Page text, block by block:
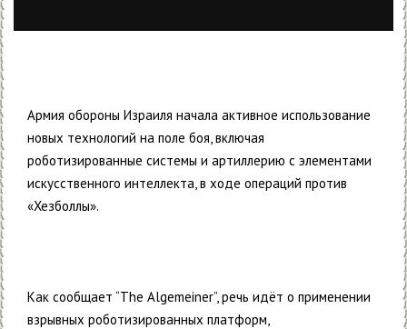
Армия обороны Израиля начала активное использование
новых технологий на поле боя, включая
роботизированные системы и артиллерию с элементами
искусственного интеллекта, в ходе операций против
«Хезболлы».
Как сообщает “The Algemeiner”, речь идёт о применении
взрывных роботизированных платформ,